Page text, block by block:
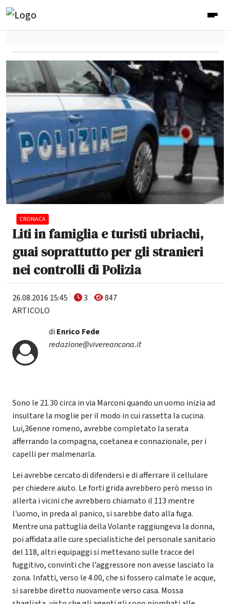
CRONACA
Liti in famiglia e turisti ubriachi,
guai soprattutto per gli stranieri
nei controlli di Polizia
26.08.2016 15:45 3
847
ARTICOLO
di Enrico Fede
redazione@vivereancona.it
Sono le 21.30 circa in via Marconi quando un uomo inizia ad
insultare la moglie per il modo in cui rassetta la cucina.
Lui,36enne romeno, avrebbe completato la serata
afferrando la compagna, coetanea e connazionale, per i
capelli per malmenarla.
Lei avrebbe cercato di difendersi e di afferrare il cellulare
per chiedere aiuto. Le forti grida avrebbero però messo in
allerta i vicini che avrebbero chiamato il 113 mentre
l'uomo, in preda al panico, si sarebbe dato alla fuga.
Mentre una pattuglia della Volante raggiungeva la donna,
poi affidata alle cure specialistiche del personale sanitario
del 118, altri equipaggi si mettevano sulle tracce del
fuggitivo, convinti che l’aggressore non avesse lasciato la
zona. Infatti, verso le 4.00, che si fossero calmate le acque,
si sarebbe diretto nuovamente verso casa. Mossa